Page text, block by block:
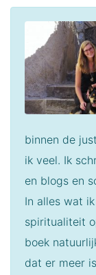
binnen de
ik veel. Ik
en blogs en
In alles wat
spiritualiteit
boek
dat er meer